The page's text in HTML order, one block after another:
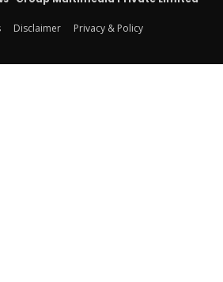
Disclaimer
Privacy & Policy